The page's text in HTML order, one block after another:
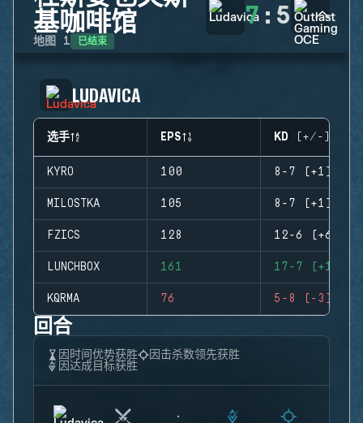
基咖啡馆
地图 1 已结束
7 : 5
LUDAVICA
选手 EPS KD (+/-)
KYRO 100 8-7 (+1)
MILOSTKA 105 8-7 (+1)
FZICS 128 12-6 (+6)
LUNCHBOX 161 17-7 (+10)
KQRMA 76 5-8 (-3)
回合
因时间优势获胜
因击杀数领先获胜
因达成目标获胜